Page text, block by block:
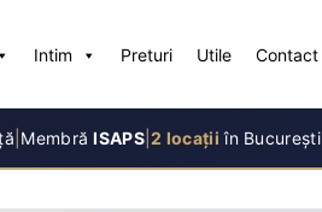
Intim Preturi Utile Contact
MembrăISAPS|2 locații în București